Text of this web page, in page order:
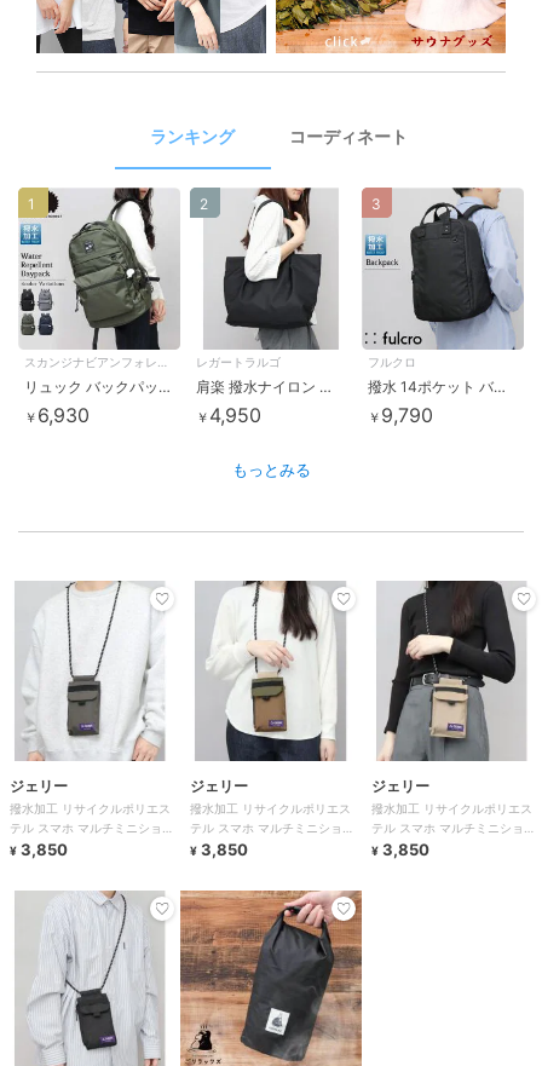
ランキング コーディネート
リュック バックパック デイパック リュックサック 多機能 レディース 通勤 通学 マザーズリュック
￥ 6,930
1
レガートラルゴ
肩楽 撥水ナイロン ビジネス トートバッグ A4・PC収納対応 軽量 肩楽シリーズ
￥ 4,950
2
フルクロ
撥水 14ポケット バックパック オブロング ビジネスリュック A4サイズ・15インチPC収納対応
￥ 9,790
3
もっとみる
ジェリー
撥水加工 リサイクルポリエス
テル スマホ マルチミニショル
ダーバッグ
¥ 3,850
ジェリー
撥水加工 リサイクルポリエス
テル スマホ マルチミニショル
ダーバッグ
¥ 3,850
ジェリー
撥水加工 リサイクルポリエス
テル スマホ マルチミニショル
ダーバッグ
¥ 3,850